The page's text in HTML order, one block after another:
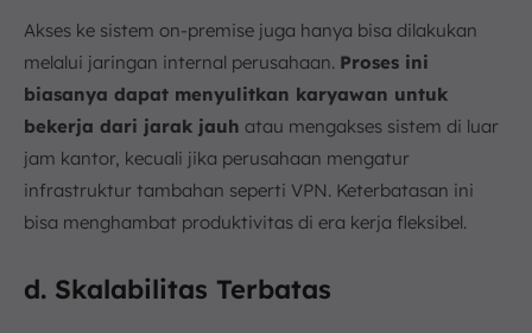
Akses ke sistem on-premise juga hanya bisa dilakukan
melalui jaringan internal perusahaan. Proses ini
biasanya dapat menyulitkan karyawan untuk
bekerja dari jarak jauh atau mengakses sistem di luar
jam kantor, kecuali jika perusahaan mengatur
infrastruktur tambahan seperti VPN. Keterbatasan ini
bisa menghambat produktivitas di era kerja fleksibel.
d. Skalabilitas Terbatas